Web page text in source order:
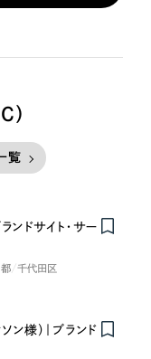
）
覧
ドサイト・サー
千代田区
ン様）｜ブランド